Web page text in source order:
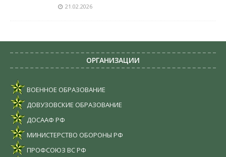
21.02.2026
ОРГАНИЗАЦИИ
ВОЕННОЕ ОБРАЗОВАНИЕ
ДОВУЗОВСКИЕ ОБРАЗОВАНИЕ
ДОСААФ РФ
МИНИСТЕРСТВО ОБОРОНЫ РФ
ПРОФСОЮЗ ВС РФ